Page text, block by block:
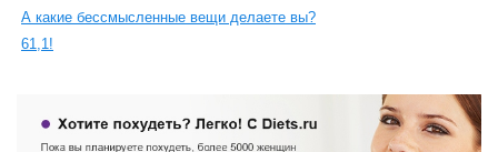
А какие бессмысленные вещи делаете вы?
61,1!